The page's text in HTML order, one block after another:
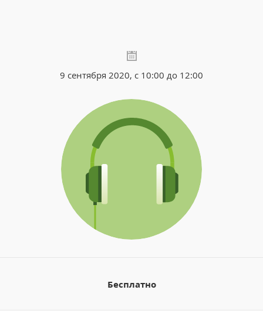
9 сентября 2020, с 10:00 до 12:00
Бесплатно